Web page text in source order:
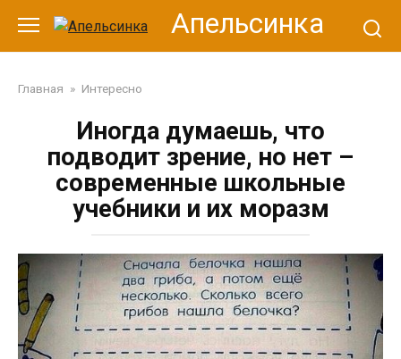
контенту
Апельсинка
Главная » Интересно
Иногда думаешь, что
подводит зрение, но нет –
современные школьные
учебники и их моразм